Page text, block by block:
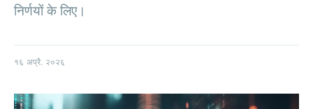
निर्णयों के लिए।
१६ अप्रै. २०२६